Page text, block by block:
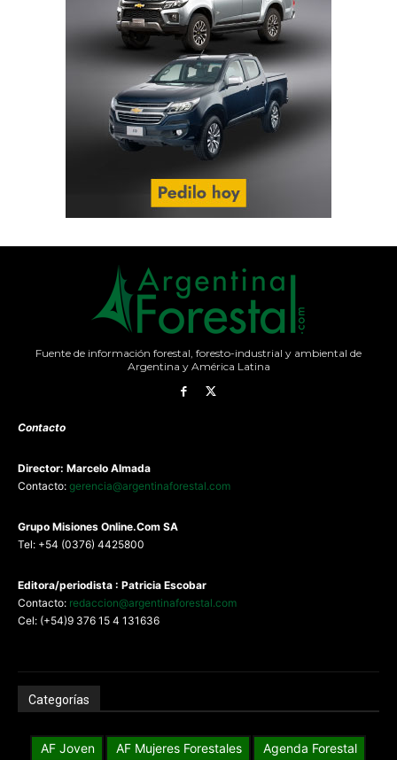
Fuente de información forestal, foresto-industrial y ambiental de
Argentina y América Latina
Contacto
Director: Marcelo Almada
Contacto: gerencia@argentinaforestal.com
Grupo Misiones Online.Com SA
Tel: +54 (0376) 4425800
Editora/periodista : Patricia Escobar
Contacto: redaccion@argentinaforestal.com
Cel: (+54)9 376 15 4 131636
Categorías
AF Joven AF Mujeres Forestales
Agenda Forestal